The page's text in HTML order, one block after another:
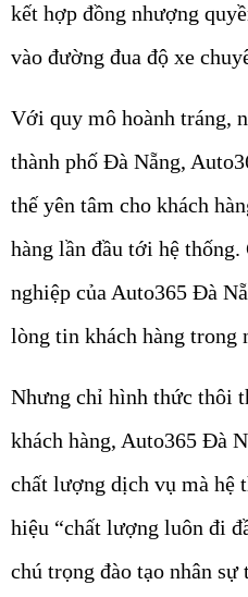
kết hợp đồng nhượng
vào đường đua độ xe
Với quy mô hoành tráng,
thành phố Đà Nẵng,
thế yên tâm cho khách
hàng lần đầu tới hệ
nghiệp của Auto365 Đà
lòng tin khách hàng trong
Nhưng chỉ hình thức thôi
khách hàng, Auto365 Đà
chất lượng dịch vụ mà hệ
hiệu “chất lượng luôn đi
chú trọng đào tạo nhân